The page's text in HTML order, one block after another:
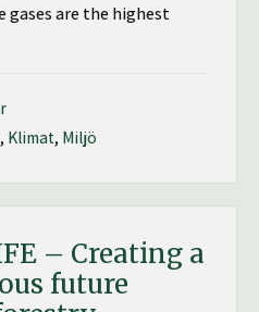
gases are the highest
, Klimat, Miljö
– Creating a
future